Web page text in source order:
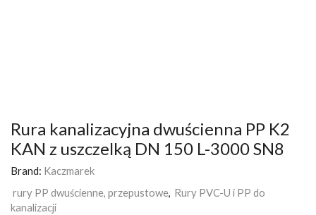
Rura kanalizacyjna dwuścienna PP K2
KAN z uszczelką DN 150 L-3000 SN8
Brand: Kaczmarek
rury PP dwuścienne, przepustowe, Rury PVC-U i PP do
kanalizacji